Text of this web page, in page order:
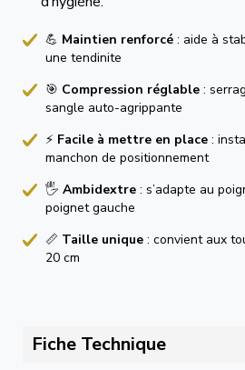
💪 Maintien renforcé : aide à
une tendinite
🎯 Compression réglable :
sangle auto-agrippante
⚡ Facile à mettre en place :
manchon de positionnement
🖐️ Ambidextre : s’adapte au
poignet gauche
📏 Taille unique : convient aux
20 cm
Fiche Technique